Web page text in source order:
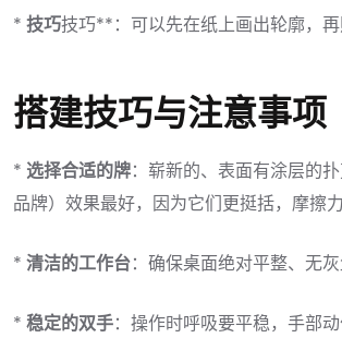
* 技巧技巧**：可以先在纸上画出轮廓，再
搭建技巧与注意事项
* 选择合适的牌：崭新的、表面有涂层的
品牌）效果最好，因为它们更挺括，摩擦力
* 清洁的工作台：确保桌面绝对平整、无灰
* 稳定的双手：操作时呼吸要平稳，手部